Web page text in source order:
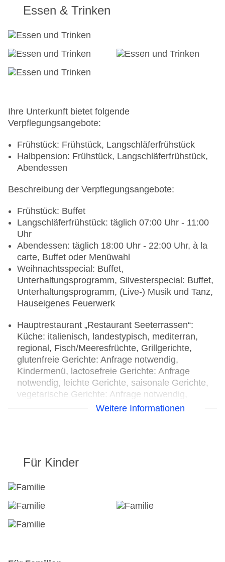
Essen & Trinken
Ihre Unterkunft bietet folgende
Verpflegungsangebote:
Frühstück: Frühstück, Langschläferfrühstück
Halbpension: Frühstück, Langschläferfrühstück,
Abendessen
Beschreibung der Verpflegungsangebote:
Frühstück: Buffet
Langschläferfrühstück: täglich 07:00 Uhr - 11:00
Uhr
Abendessen: täglich 18:00 Uhr - 22:00 Uhr, à la
carte, Buffet oder Menüwahl
Weihnachtsspecial: Buffet,
Unterhaltungsprogramm, Silvesterspecial: Buffet,
Unterhaltungsprogramm, (Live-) Musik und Tanz,
Hauseigenes Feuerwerk
Hauptrestaurant „Restaurant Seeterrassen“:
Küche: italienisch, landestypisch, mediterran,
regional, Fisch/Meeresfrüchte, Grillgerichte,
glutenfreie Gerichte: Anfrage notwendig,
Kindermenü, lactosefreie Gerichte: Anfrage
notwendig, leichte Gerichte, saisonale Gerichte,
vegetarische Gerichte: Anfrage notwendig,
vegane Gerichte: Anfrage notwendig, Buffet, à la
Loungebar
Café
Weitere Informationen
Für Kinder